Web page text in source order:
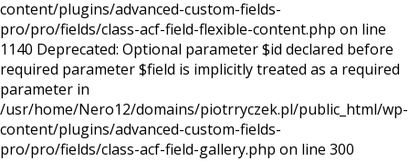
content/plugins/advanced-custom-fields-
pro/pro/fields/class-acf-field-flexible-content.php on line
1140 Deprecated: Optional parameter $id declared before
required parameter $field is implicitly treated as a required
parameter in
/usr/home/Nero12/domains/piotrryczek.pl/public_html/wp-
content/plugins/advanced-custom-fields-
pro/pro/fields/class-acf-field-gallery.php on line 300